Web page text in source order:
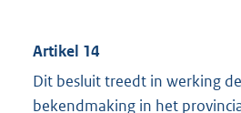
Artikel 14
Dit besluit treedt in werking
bekendmaking in het